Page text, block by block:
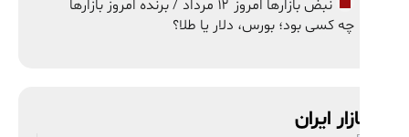
نبض بازارها امروز ۱۲ مرداد / برنده امروز بازارها
چه کسی بود؛ بورس، دلار یا طلا؟
ایران